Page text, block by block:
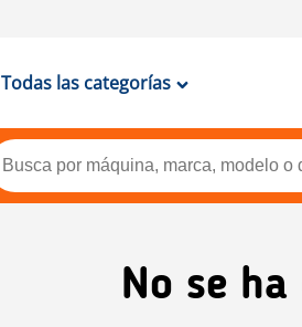
Todas las categorías
No se